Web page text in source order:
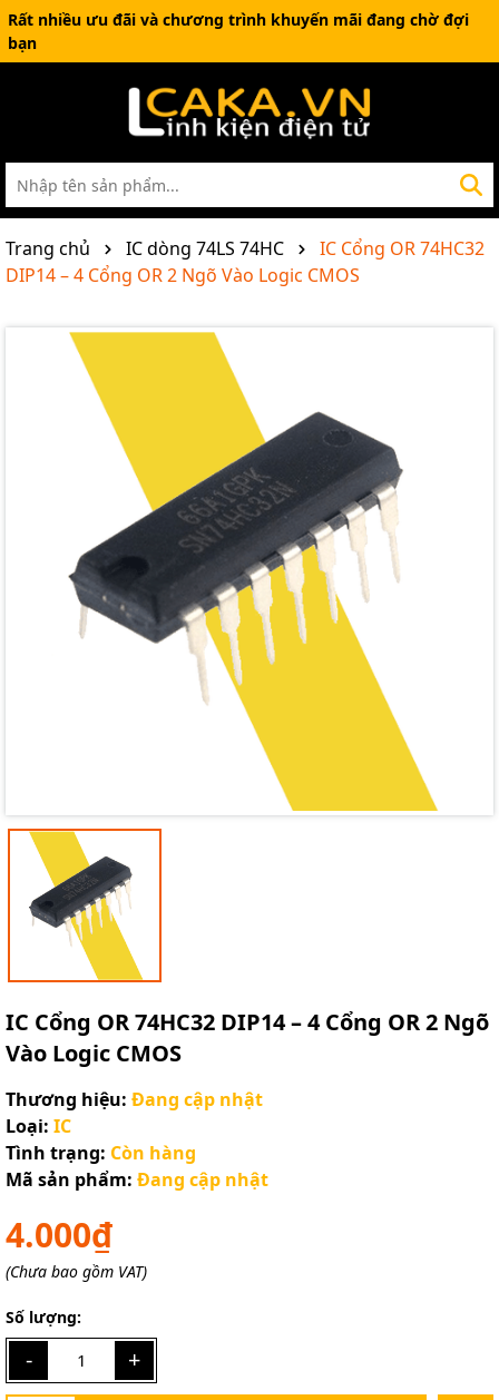
Rất nhiều ưu đãi và chương trình khuyến mãi đang chờ đợi
bạn
Trang chủ IC dòng 74LS 74HC
IC Cổng OR 74HC32
DIP14 – 4 Cổng OR 2 Ngõ Vào Logic CMOS
IC Cổng OR 74HC32 DIP14 – 4 Cổng OR 2 Ngõ
Vào Logic CMOS
Thương hiệu: Đang cập nhật
Loại: IC
Tình trạng: Còn hàng
Mã sản phẩm: Đang cập nhật
4.000₫
(Chưa bao gồm VAT)
Số lượng:
- +